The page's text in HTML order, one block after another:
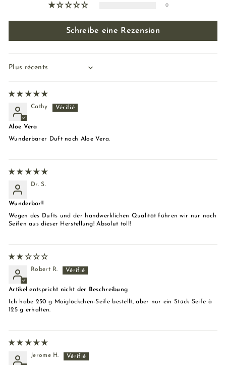
0
Schreibe eine Rezension
Sort by
Cathy
Aloe Vera
Wunderbarer Duft nach Aloe Vera.
Dr. S.
Wunderbar!!
Wegen des Dufts und der handwerklichen Qualität führen wir nur noch
Seifen aus dieser Herstellung! Absolut toll!
Robert R.
Artikel entspricht nicht der Beschreibung
Ich habe 250 g Maiglöckchen-Seife bestellt, aber nur ein Stück Seife à
125 g erhalten.
Jerome H.